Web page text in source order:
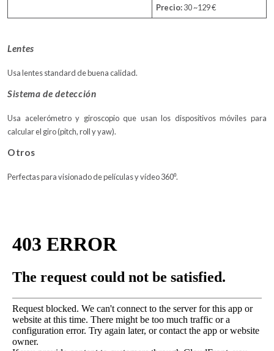
Precio:30 ~129 €
Lentes
Usa lentes standard de buena calidad.
Sistema de detección
Usa acelerómetro y giroscopio que usan los dispositivos móviles para
calcular el giro (pitch, roll y yaw).
Otros
Perfectas para visionado de películas y vídeo 360⁰.